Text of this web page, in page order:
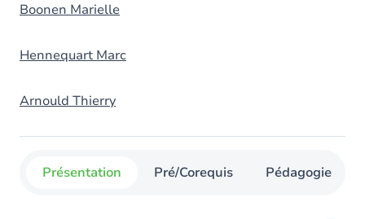
Boonen Marielle
Hennequart Marc
Arnould Thierry
Présentation Pré/Corequis Pédagogie